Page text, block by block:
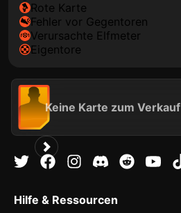
rote Karte
Fehler vor Gegentoren
Verursachte Elfmeter
Eigentore
Keine Karte zum Verkauf
Hilfe & Ressourcen